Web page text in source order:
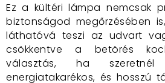
Ez a kültéri lámpa nemcsak
biztonságod megőrzésében
láthatóvá teszi az udvart
csökkentve a betörés
választás, ha
energiatakarékos, és hosszú